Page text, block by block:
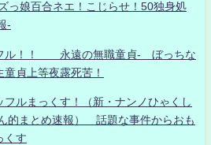
っ娘百合ネエ！こじらせ！50独身処
-
ル！！ 永遠の無職童貞- ぼっちな
貞上等夜露死苦！
ルまっくす！（新・ナンノひゃくし
的まとめ速報） 話題な事件からおも
くす